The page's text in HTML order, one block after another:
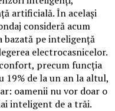
artificială. În același
consideră acum
bazată pe inteligență
electrocasnicelor.
precum funcția
19% de la un an la altul,
oamenii nu vor doar o
inteligent de a trăi.